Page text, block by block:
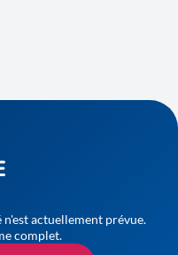
actuellement prévue.
complet.